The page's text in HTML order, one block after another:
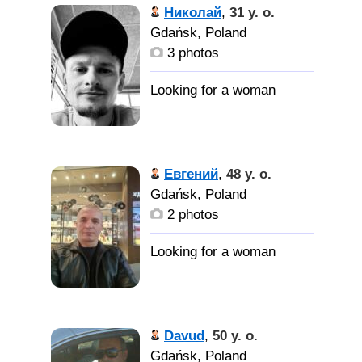
Николай, 31 y. o.
Gdańsk, Poland
3 photos
Евгений, 48 y. o.
Gdańsk, Poland
2 photos
Davud, 50 y. o.
Gdańsk, Poland